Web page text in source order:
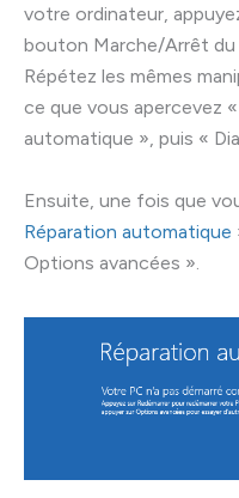
votre ordinateur,
bouton Marche/Arrêt du
Répétez les mêmes
ce que vous apercevez
automatique », puis «
Ensuite, une fois que
Réparation automatique
Options avancées ».